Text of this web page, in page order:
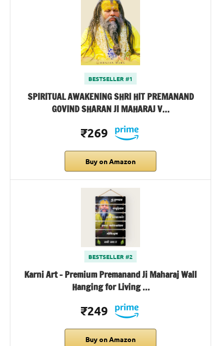
BESTSELLER #1
SPIRITUAL AWAKENING SHRI HIT PREMANAND
GOVIND SHARAN JI MAHARAJ V…
₹269
Buy on Amazon
BESTSELLER #2
Karni Art – Premium Premanand Ji Maharaj Wall
Hanging for Living …
₹249
Buy on Amazon